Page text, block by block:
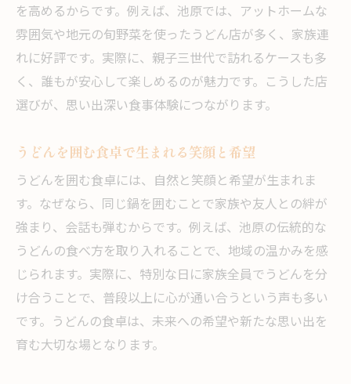
を高めるからです。例えば、池原では、アットホームな
雰囲気や地元の旬野菜を使ったうどん店が多く、家族連
れに好評です。実際に、親子三世代で訪れるケースも多
く、誰もが安心して楽しめるのが魅力です。こうした店
選びが、思い出深い食事体験につながります。
うどんを囲む食卓で生まれる笑顔と希望
うどんを囲む食卓には、自然と笑顔と希望が生まれま
す。なぜなら、同じ鍋を囲むことで家族や友人との絆が
強まり、会話も弾むからです。例えば、池原の伝統的な
うどんの食べ方を取り入れることで、地域の温かみを感
じられます。実際に、特別な日に家族全員でうどんを分
け合うことで、普段以上に心が通い合うという声も多い
です。うどんの食卓は、未来への希望や新たな思い出を
育む大切な場となります。